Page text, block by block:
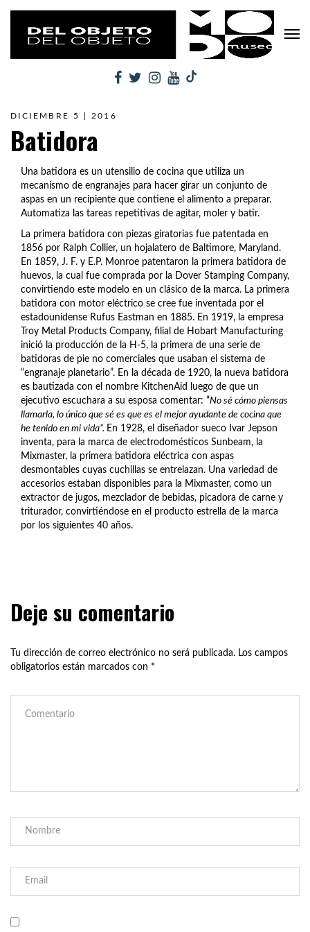
DICIEMBRE 5 | 2016
Batidora
Una batidora es un utensilio de cocina que utiliza un
mecanismo de engranajes para hacer girar un conjunto de
aspas en un recipiente que contiene el alimento a preparar.
Automatiza las tareas repetitivas de agitar, moler y batir.
La primera batidora con piezas giratorias fue patentada en
1856 por Ralph Collier, un hojalatero de Baltimore, Maryland.
En 1859, J. F. y E.P. Monroe patentaron la primera batidora de
huevos, la cual fue comprada por la Dover Stamping Company,
convirtiendo este modelo en un clásico de la marca. La primera
batidora con motor eléctrico se cree fue inventada por el
estadounidense Rufus Eastman en 1885. En 1919, la empresa
Troy Metal Products Company, filial de Hobart Manufacturing
inició la producción de la H-5, la primera de una serie de
batidoras de pie no comerciales que usaban el sistema de
“engranaje planetario”. En la década de 1920, la nueva batidora
es bautizada con el nombre KitchenAid luego de que un
ejecutivo escuchara a su esposa comentar: “No sé cómo piensas
llamarla, lo único que sé es que es el mejor ayudante de cocina que
he tenido en mi vida”. En 1928, el diseñador sueco Ivar Jepson
inventa, para la marca de electrodomésticos Sunbeam, la
Mixmaster, la primera batidora eléctrica con aspas
desmontables cuyas cuchillas se entrelazan. Una variedad de
accesorios estaban disponibles para la Mixmaster, como un
extractor de jugos, mezclador de bebidas, picadora de carne y
triturador, convirtiéndose en el producto estrella de la marca
por los siguientes 40 años.
Deje su comentario
Tu dirección de correo electrónico no será publicada. Los campos
obligatorios están marcados con *